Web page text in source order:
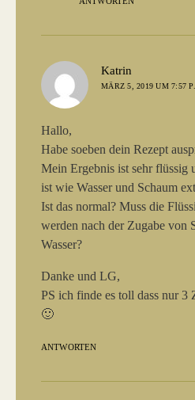
Katrin
MÄRZ 5, 2019 UM 7:57
Hallo,
Habe soeben dein Rezept
Mein Ergebnis ist sehr flüssig
ist wie Wasser und Schaum
Ist das normal? Muss die
werden nach der Zugabe von
Wasser?
Danke und LG,
PS ich finde es toll dass nur 3
🙂
ANTWORTEN